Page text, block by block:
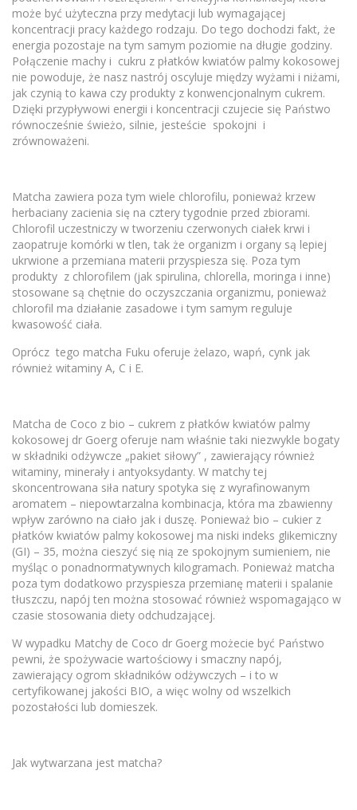
może być użyteczna przy medytacji lub wymagającej
koncentracji pracy każdego rodzaju. Do tego dochodzi fakt, że
energia pozostaje na tym samym poziomie na długie godziny.
Połączenie machy i cukru z płatków kwiatów palmy kokosowej
nie powoduje, że nasz nastrój oscyluje między wyżami i niżami,
jak czynią to kawa czy produkty z konwencjonalnym cukrem.
Dzięki przypływowi energii i koncentracji czujecie się Państwo
równocześnie świeżo, silnie, jesteście spokojni i
zrównoważeni.
Matcha zawiera poza tym wiele chlorofilu, ponieważ krzew
herbaciany zacienia się na cztery tygodnie przed zbiorami.
Chlorofil uczestniczy w tworzeniu czerwonych ciałek krwi i
zaopatruje komórki w tlen, tak że organizm i organy są lepiej
ukrwione a przemiana materii przyspiesza się. Poza tym
produkty z chlorofilem (jak spirulina, chlorella, moringa i inne)
stosowane są chętnie do oczyszczania organizmu, ponieważ
chlorofil ma działanie zasadowe i tym samym reguluje
kwasowość ciała.
Oprócz tego matcha Fuku oferuje żelazo, wapń, cynk jak
również witaminy A, C i E.
Matcha de Coco z bio – cukrem z płatków kwiatów palmy
kokosowej dr Goerg oferuje nam właśnie taki niezwykle bogaty
w składniki odżywcze „pakiet siłowy” , zawierający również
witaminy, minerały i antyoksydanty. W matchy tej
skoncentrowana siła natury spotyka się z wyrafinowanym
aromatem – niepowtarzalna kombinacja, która ma zbawienny
wpływ zarówno na ciało jak i duszę. Ponieważ bio – cukier z
płatków kwiatów palmy kokosowej ma niski indeks glikemiczny
(GI) – 35, można cieszyć się nią ze spokojnym sumieniem, nie
myśląc o ponadnormatywnych kilogramach. Ponieważ matcha
poza tym dodatkowo przyspiesza przemianę materii i spalanie
tłuszczu, napój ten można stosować również wspomagająco w
czasie stosowania diety odchudzającej.
W wypadku Matchy de Coco dr Goerg możecie być Państwo
pewni, że spożywacie wartościowy i smaczny napój,
zawierający ogrom składników odżywczych – i to w
certyfikowanej jakości BIO, a więc wolny od wszelkich
pozostałości lub domieszek.
Jak wytwarzana jest matcha?